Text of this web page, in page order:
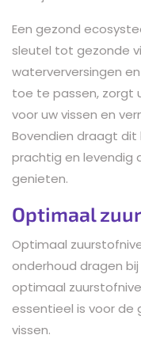
Een gezond
sleutel tot gezonde
waterverversingen
toe te passen, zorgt
voor uw vissen en
Bovendien draagt
prachtig en levendig
genieten.
Optimaal
Optimaal
onderhoud dragen
optimaal
essentieel is voor de
vissen.